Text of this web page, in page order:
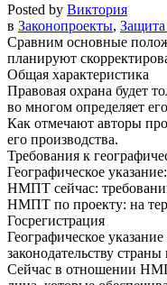
Posted by Виктория
в Законопроекты, Защита
Сравним основные
планируют
Общая характеристика
Правовая охрана будет
во многом определяет
Как отмечают авторы
его производства.
Требования к
Географическое
НМПТ сейчас:
НМПТ по проекту: на
Госрегистрация
Географическое
законодательству
Сейчас в отношении